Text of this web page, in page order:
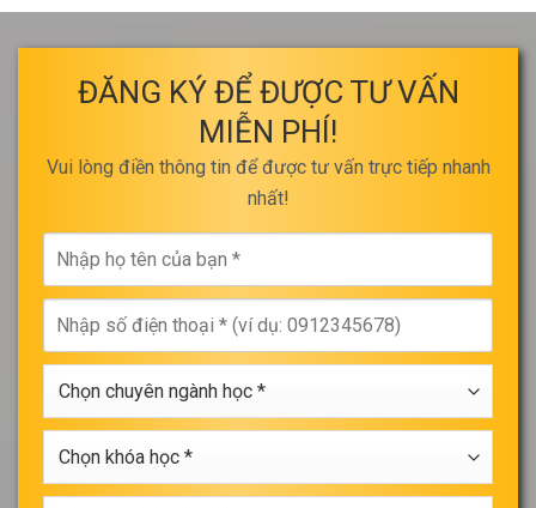
ĐĂNG KÝ ĐỂ ĐƯỢC TƯ VẤN
MIỄN PHÍ!
Vui lòng điền thông tin để được tư vấn trực tiếp nhanh
nhất!
họ
tên
của
bạn
*
số
điện
thoại
chuyên
ngành
học
khóa
học